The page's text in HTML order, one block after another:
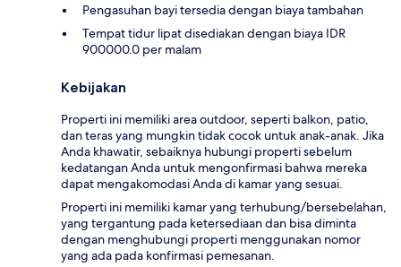
Pengasuhan bayi tersedia dengan biaya tambahan
Tempat tidur lipat disediakan dengan biaya IDR
900000.0 per malam
Kebijakan
Properti ini memiliki area outdoor, seperti balkon, patio,
dan teras yang mungkin tidak cocok untuk anak-anak. Jika
Anda khawatir, sebaiknya hubungi properti sebelum
kedatangan Anda untuk mengonfirmasi bahwa mereka
dapat mengakomodasi Anda di kamar yang sesuai.
Properti ini memiliki kamar yang terhubung/bersebelahan,
yang tergantung pada ketersediaan dan bisa diminta
dengan menghubungi properti menggunakan nomor
yang ada pada konfirmasi pemesanan.